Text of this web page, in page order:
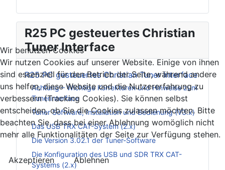
R25 PC gesteuertes Christian
Tuner Interface
R25 PC gesteuertes Christian Tuner Interface
Achtung – Wichtige Korrekturen und Hinweise zum
Tunerinterface
Tuner Software, Installation und Bedienung (V3.x)
Das USB TRX CAT-System (2.x)
Die Version 3.02.1 der Tuner-Software
Die Konfiguration des USB und SDR TRX CAT-
Systems (2.x)
Wir benutzen Cookies
Wir nutzen Cookies auf unserer Website. Einige von ihnen
sind essenziell für den Betrieb der Seite, während andere
uns helfen, diese Website und die Nutzererfahrung zu
verbessern (Tracking Cookies). Sie können selbst
entscheiden, ob Sie die Cookies zulassen möchten. Bitte
beachten Sie, dass bei einer Ablehnung womöglich nicht
mehr alle Funktionalitäten der Seite zur Verfügung stehen.
Akzeptieren
Ablehnen